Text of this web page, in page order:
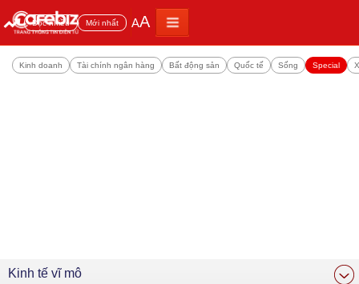
Đọc nhiều Mới nhất AA
Kinh doanh Tài chính ngân hàng Bất động sản Quốc tế Sống Special
Kinh tế vĩ mô